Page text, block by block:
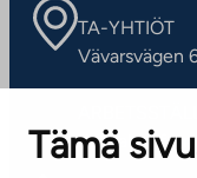
Tämä
TA-YHTIÖT
Vävarsvägen